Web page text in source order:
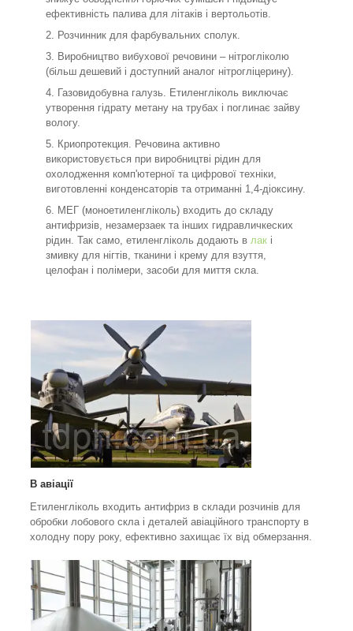
ефективність палива для літаків і вертольотів.
Розчинник для фарбувальних сполук.
Виробництво вибухової речовини – нітрогліколю
(більш дешевий і доступний аналог нітрогліцерину).
Газовидобувна галузь. Етиленгліколь виключає
утворення гідрату метану на трубах і поглинає зайву
вологу.
Криопротекция. Речовина активно
використовується при виробництві рідин для
охолодження комп'ютерної та цифрової техніки,
виготовленні конденсаторів та отриманні 1,4-діоксину.
МЕГ (моноетиленгліколь) входить до складу
антифризів, незамерзаек та інших гидравличкеских
рідин. Так само, етиленгліколь додають в лак і
змивку для нігтів, тканини і крему для взуття,
целофан і полімери, засоби для миття скла.
В авіації
Етиленгліколь входить антифриз в склади розчинів для
обробки лобового скла і деталей авіаційного транспорту в
холодну пору року, ефективно захищає їх від обмерзання.